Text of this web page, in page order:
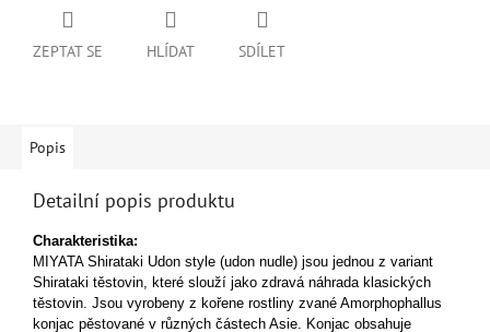
ZEPTAT SE HLÍDAT SDÍLET
Popis
Detailní popis produktu
Charakteristika:
MIYATA Shirataki Udon style (udon nudle) jsou jednou z variant
Shirataki těstovin, které slouží jako zdravá náhrada klasických
těstovin. Jsou vyrobeny z kořene rostliny zvané Amorphophallus
konjac pěstované v různých částech Asie. Konjac obsahuje